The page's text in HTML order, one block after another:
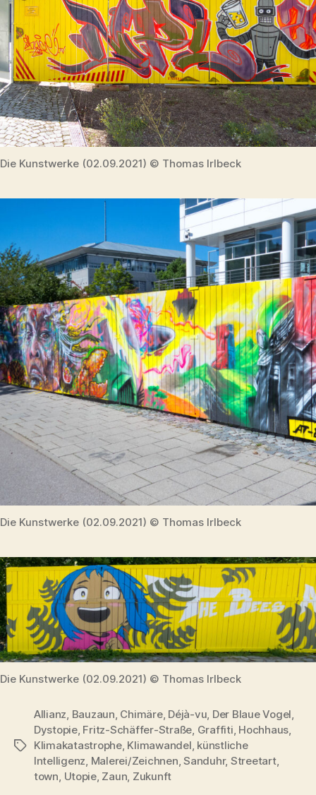
Die Kunstwerke (02.09.2021) © Thomas Irlbeck
Die Kunstwerke (02.09.2021) © Thomas Irlbeck
Die Kunstwerke (02.09.2021) © Thomas Irlbeck
Schlagwörter
Allianz, Bauzaun, Chimäre, Déjà-vu, Der Blaue Vogel,
Dystopie, Fritz-Schäffer-Straße, Graffiti, Hochhaus,
Klimakatastrophe, Klimawandel, künstliche
Intelligenz, Malerei/Zeichnen,Sanduhr, Streetart,
town, Utopie, Zaun, Zukunft